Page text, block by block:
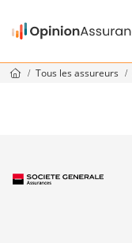
Tous les assureurs